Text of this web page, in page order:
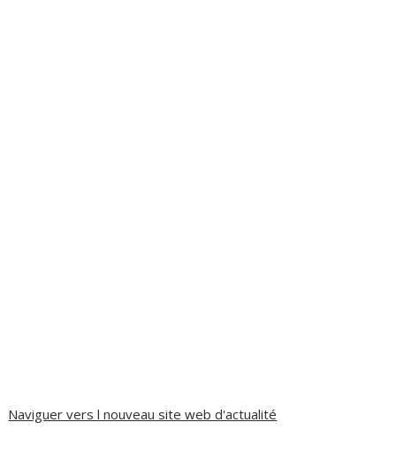
Naviguer vers l nouveau site web d'actualité